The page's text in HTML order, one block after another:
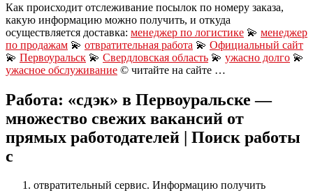
Как происходит отслеживание посылок по номеру заказа,
какую информацию можно получить, и откуда
осуществляется доставка: менеджер по логистике 💫 менеджер
по продажам 💫 отвратительная работа 💫 Официальный сайт
💫 Первоуральск 💫 Свердловская область 💫 ужасно долго 💫
ужасное обслуживание © читайте на сайте …
Работа: «сдэк» в Первоуральске —
множество свежих вакансий от
прямых работодателей | Поиск работы
с
отвратительный сервис. Информацию получить